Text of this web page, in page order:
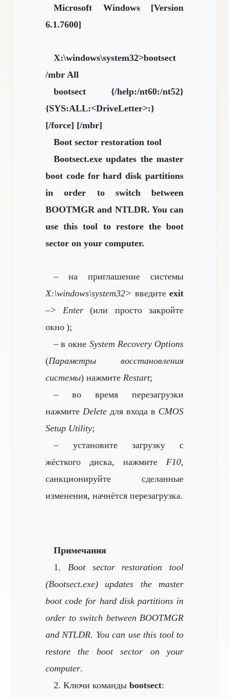
Microsoft Windows [Version
6.1.7600]
X:\windows\system32>bootsect
/mbr All
bootsect {/help:/nt60:/nt52}
{SYS:ALL:<DriveLetter>:}
[/force] [/mbr]
Boot sector restoration tool
Bootsect.exe updates the master
boot code for hard disk partitions
in order to switch between
BOOTMGR and NTLDR. You can
use this tool to restore the boot
sector on your computer.
– на приглашение системы
X:\windows\system32> введите exit
–>
Enter(или просто закройте
окно );
– в окне System Recovery Options
(Параметры восстановления
системы) нажмите Restart;
– во время перезагрузки
нажмите Delete для входа в CMOS
Setup Utility;
– установите загрузку
с
жёсткого диска, нажмите F10,
санкционируйте сделанные
изменения, начнётся перезагрузка.
Примечания
1. Boot sector restoration tool
(Bootsect.exe) updates the master
boot code for hard disk partitions in
order to switch between BOOTMGR
and NTLDR. You can use this tool to
restore the boot sector on your
computer.
2. Ключи команды bootsect: